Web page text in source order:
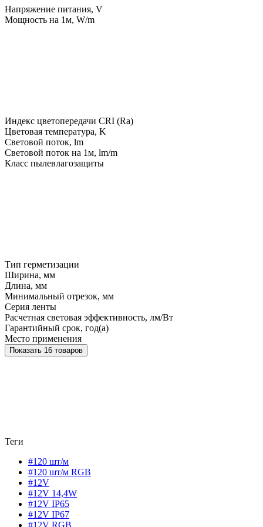
Напряжение питания, V
Мощность на 1м, W/m
Индекс цветопередачи CRI (Ra)
Цветовая температура, K
Световой поток, lm
Световой поток на 1м, lm/m
Класс пылевлагозащиты
Тип герметизации
Ширина, мм
Длина, мм
Минимальный отрезок, мм
Серия ленты
Расчетная световая эффективность, лм/Вт
Гарантийный срок, год(а)
Место применения
Показать 16 товаров
Теги
#120 шт/м
#120 шт/м RGB
#12V
#12V 14,4W
#12V IP65
#12V IP67
#12V RGB